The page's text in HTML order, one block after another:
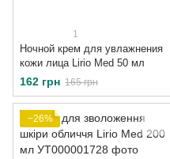
1
Ночной крем для увлажнения
кожи лица Lirio Med 50 мл
162 грн 165 грн
−26%